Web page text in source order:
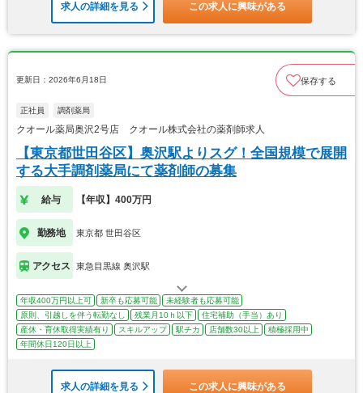
求人の詳細を見る この求人に興味がある
更新日：2026年6月18日 保存する
正社員 調剤薬局
クオール薬局奥沢2号店 クオール株式会社の薬剤師求人
【東京都世田谷区】奥沢駅よりスグ！全国規模で展開
する大手調剤薬局にて薬剤師の募集
給与 【年収】400万円
勤務地 東京都 世田谷区
アクセス 東急目黒線 奥沢駅
年収400万円以上可 新卒も応募可能
未経験者も応募可能
原則、引越しを伴う転勤なし
残業月10ｈ以下
住宅補助（手当）あり
産休・育休取得実績有り
スキルアップ 駅チカ 店舗数30以上
積極採用中
年間休日120日以上
求人の詳細を見る この求人に興味がある